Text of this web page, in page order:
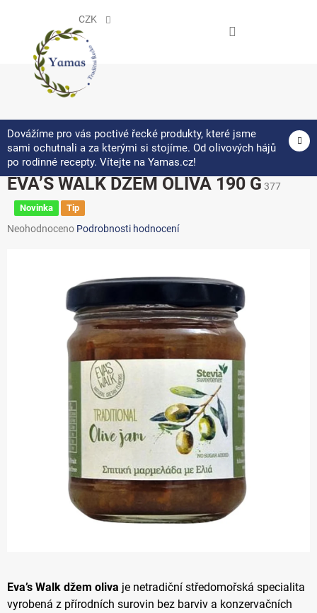
CZK
Dovážíme pro vás poctivé řecké produkty, které jsme
sami ochutnali a za kterými si stojíme. Od olivových hájů
po rodinné recepty. Vítejte na Yamas.cz!
EVA’S WALK DŽEM OLIVA 190 G 377
Novinka Tip
Průměrné
Neohodnoceno Podrobnosti hodnocení
Eva’s Walk džem oliva je netradiční středomořská specialita
vyrobená z přírodních surovin bez barviv a konzervačních